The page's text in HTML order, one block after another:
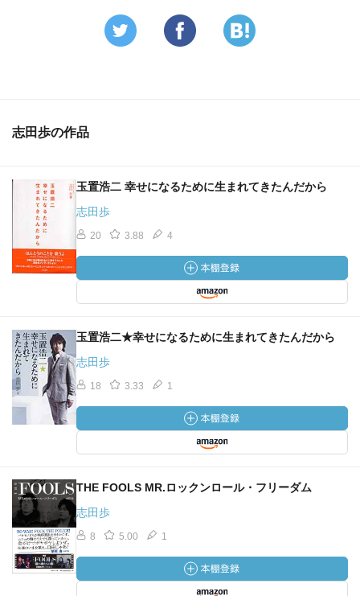
志田歩の作品
玉置浩二 幸せになるために生まれてきたんだから
志田歩
20 3.88 4
玉置浩二★幸せになるために生まれてきたんだから
志田歩
18 3.33 1
THE FOOLS MR.ロックンロール・フリーダム
志田歩
8 5.00 1